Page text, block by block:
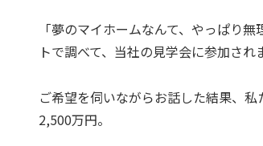
「夢のマイホームなんて、やっぱり
トで調べて、当社の見学会に参加され
ご希望を伺いながらお話した結果、
2,500万円。